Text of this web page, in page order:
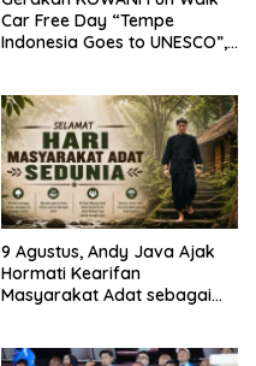
Car Free Day “Tempe
Indonesia Goes to UNESCO”,
9 Agustus, Andy Java Ajak
Hormati Kearifan
Masyarakat Adat sebagai